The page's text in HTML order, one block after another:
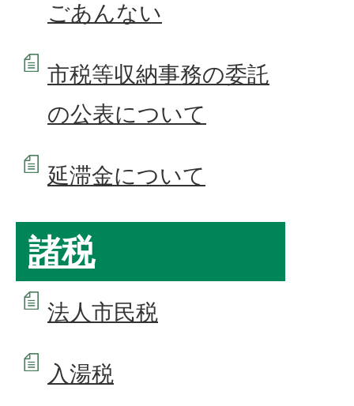
ごあんない
市税等収納事務の委託
の公表について
延滞金について
諸税
法人市民税
入湯税